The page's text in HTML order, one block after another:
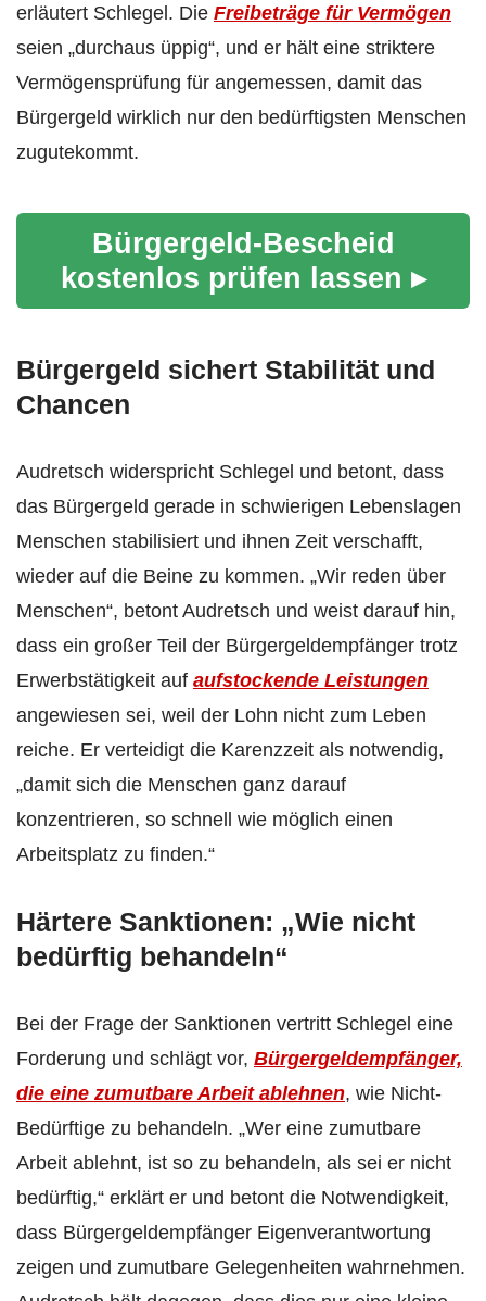
erläutert Schlegel. Die Freibeträge für Vermögen
seien „durchaus üppig“, und er hält eine striktere
Vermögensprüfung für angemessen, damit das
Bürgergeld wirklich nur den bedürftigsten Menschen
zugutekommt.
Bürgergeld-Bescheid
kostenlos prüfen lassen ▸
Bürgergeld sichert Stabilität und
Chancen
Audretsch widerspricht Schlegel und betont, dass
das Bürgergeld gerade in schwierigen Lebenslagen
Menschen stabilisiert und ihnen Zeit verschafft,
wieder auf die Beine zu kommen. „Wir reden über
Menschen“, betont Audretsch und weist darauf hin,
dass ein großer Teil der Bürgergeldempfänger trotz
Erwerbstätigkeit auf aufstockende Leistungen
angewiesen sei, weil der Lohn nicht zum Leben
reiche. Er verteidigt die Karenzzeit als notwendig,
„damit sich die Menschen ganz darauf
konzentrieren, so schnell wie möglich einen
Arbeitsplatz zu finden.“
Härtere Sanktionen: „Wie nicht
bedürftig behandeln“
Bei der Frage der Sanktionen vertritt Schlegel eine
Forderung und schlägt vor, Bürgergeldempfänger,
die eine zumutbare Arbeit ablehnen, wie Nicht-
Bedürftige zu behandeln. „Wer eine zumutbare
Arbeit ablehnt, ist so zu behandeln, als sei er nicht
bedürftig,“ erklärt er und betont die Notwendigkeit,
dass Bürgergeldempfänger Eigenverantwortung
zeigen und zumutbare Gelegenheiten wahrnehmen.